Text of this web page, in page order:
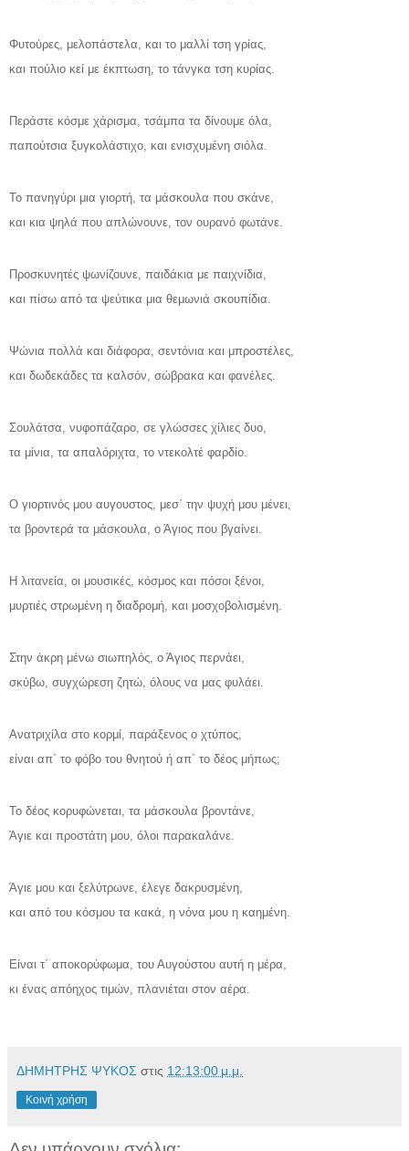
Φυτούρες, μελοπάστελα, και το μαλλί τση γρίας,
και πούλιο κεί με έκπτωση, το τάνγκα τση κυρίας.
Περάστε κόσμε χάρισμα, τσάμπα τα δίνουμε όλα,
παπούτσια ξυγκολάστιχο, και ενισχυμένη σιόλα.
Το πανηγύρι μια γιορτή, τα μάσκουλα που σκάνε,
και κια ψηλά που απλώνουνε, τον ουρανό φωτάνε.
Προσκυνητές ψωνίζουνε, παιδάκια με παιχνίδια,
και πίσω από τα ψεύτικα μια θεμωνιά σκουπίδια.
Ψώνια πολλά και διάφορα, σεντόνια και μπροστέλες,
και δωδεκάδες τα καλσόν, σώβρακα και φανέλες.
Σουλάτσα, νυφοπάζαρο, σε γλώσσες χίλιες δυο,
τα μίνια, τα απαλόριχτα, το ντεκολτέ φαρδίο.
Ο γιορτινός μου αυγουστος, μεσ΄ την ψυχή μου μένει,
τα βροντερά τα μάσκουλα, ο Άγιος που βγαίνει.
Η λιτανεία, οι μουσικές, κόσμος και πόσοι ξένοι,
μυρτιές στρωμένη η διαδρομή, και μοσχοβολισμένη.
Στην άκρη μένω σιωπηλός, ο Άγιος περνάει,
σκύβω, συγχώρεση ζητώ, όλους να μας φυλάει.
Ανατριχίλα στο κορμί, παράξενος ο χτύπος,
είναι απ΄ το φόβο του θνητού ή απ΄ το δέος μήπως;
Το δέος κορυφώνεται, τα μάσκουλα βροντάνε,
Άγιε και προστάτη μου, όλοι παρακαλάνε.
Άγιε μου και ξελύτρωνε, έλεγε δακρυσμένη,
και από του κόσμου τα κακά, η νόνα μου η καημένη.
Είναι τ΄ αποκορύφωμα, του Αυγούστου αυτή η μέρα,
κι ένας απόηχος τιμών, πλανιέται στον αέρα.
ΔΗΜΗΤΡΗΣ ΨΥΚΟΣ στις 12:13:00 μ.μ.
Κοινή χρήση